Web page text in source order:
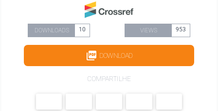
DOWNLOADS 10 VIEWS 953
DOWNLOAD
COMPARTILHE